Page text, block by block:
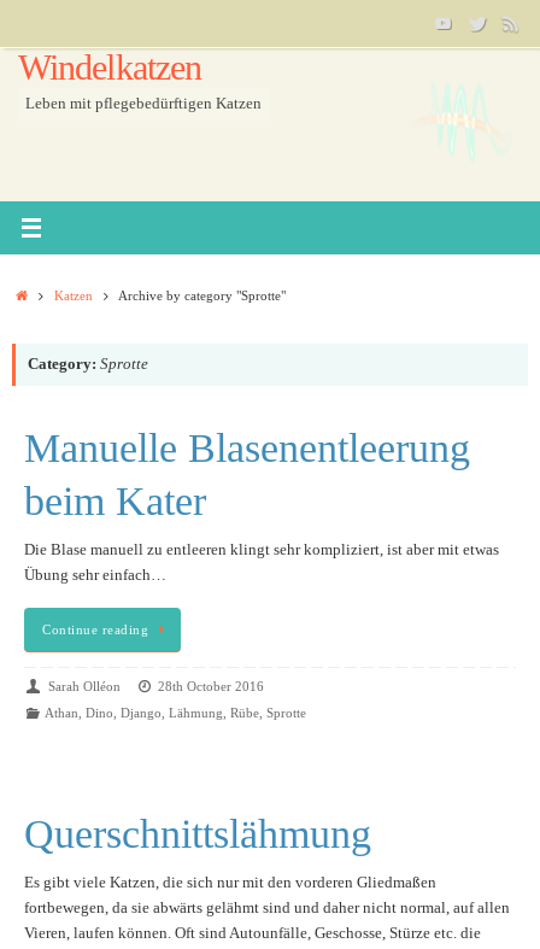
content
Windelkatzen
Leben mit pflegebedürftigen Katzen
HomeKatzen Archive by category "Sprotte"
Category: Sprotte
Manuelle Blasenentleerung
beim Kater
Die Blase manuell zu entleeren klingt sehr kompliziert, ist aber mit etwas
Übung sehr einfach…
Continue reading
Sarah Olléon
28th October 2016
Athan Dino Django Lähmung Rübe, Sprotte
Querschnittslähmung
Es gibt viele Katzen, die sich nur mit den vorderen Gliedmaßen
fortbewegen, da sie abwärts gelähmt sind und daher nicht normal, auf allen
Vieren, laufen können. Oft sind Autounfälle, Geschosse, Stürze etc. die